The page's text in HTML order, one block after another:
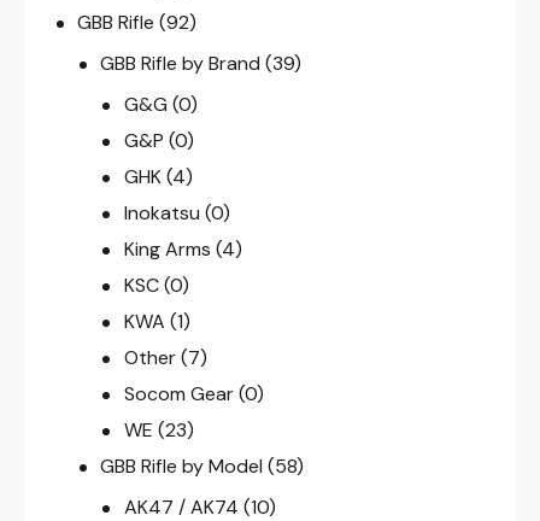
GBB Rifle (92)
GBB Rifle by Brand (39)
G&G (0)
G&P (0)
GHK (4)
Inokatsu (0)
King Arms (4)
KSC (0)
KWA (1)
Other (7)
Socom Gear (0)
WE (23)
GBB Rifle by Model (58)
AK47 / AK74 (10)